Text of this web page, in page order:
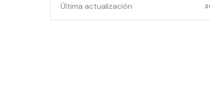
Última actualización